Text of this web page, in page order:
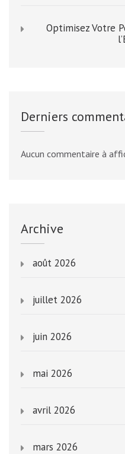
Optimisez Votre
Derniers
Aucun commentaire à
Archive
août 2026
juillet 2026
juin 2026
mai 2026
avril 2026
mars 2026